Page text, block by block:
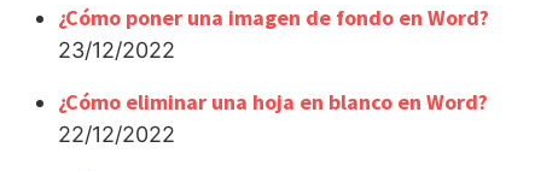
¿Cómo poner una imagen de fondo en Word?
23/12/2022
¿Cómo eliminar una hoja en blanco en Word?
22/12/2022